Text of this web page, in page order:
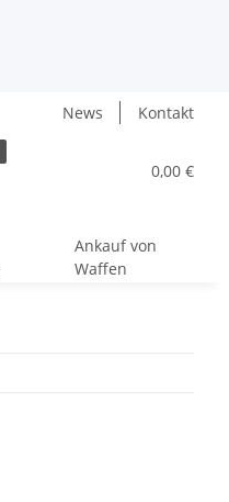
News
Kontakt
0,00 €
Ankauf von
Waffen